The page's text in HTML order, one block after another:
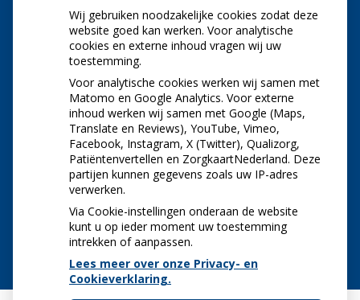
NIEUWS
Let op: valse Infomedics-mails over
openstaande rekening
Tanden bleken? Laat het veilig doen!
Gezond tandvlees: de basis voor een gezonde
mond
Naar de tandarts in het buitenland? Wees op je
hoede!
(Mond)zorgkosten gemaakt in 2025? Check of
die aftrekbaar zijn
Wij gebruiken noodzakelijke cookies zodat deze
website goed kan werken. Voor analytische
cookies en externe inhoud vragen wij uw
toestemming.
Voor analytische cookies werken wij samen met
Matomo en Google Analytics. Voor externe
inhoud werken wij samen met Google (Maps,
Translate en Reviews), YouTube, Vimeo,
Facebook, Instagram, X (Twitter), Qualizorg,
Patiëntenvertellen en ZorgkaartNederland. Deze
partijen kunnen gegevens zoals uw IP-adres
verwerken.
Via Cookie-instellingen onderaan de website
kunt u op ieder moment uw toestemming
intrekken of aanpassen.
Lees meer over onze Privacy- en
Cookieverklaring.